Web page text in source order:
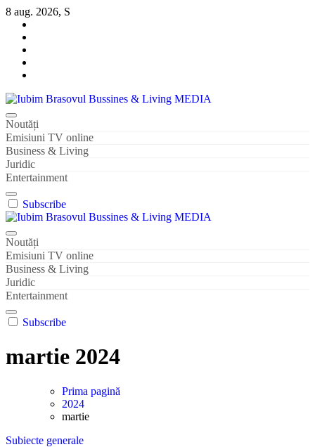
Sari
conținut
8 aug. 2026, S
Iubim Brasovul Bussines & Living MEDIA
Din pasiune și dragoste pentru Brașoveni
Noutăți
Emisiuni TV online
Business & Living
Juridic
Entertainment
Subscribe
Iubim Brasovul Bussines & Living MEDIA
Din pasiune și dragoste pentru Brașoveni
Noutăți
Emisiuni TV online
Business & Living
Juridic
Entertainment
Subscribe
martie 2024
Prima pagină
2024
martie
Subiecte generale